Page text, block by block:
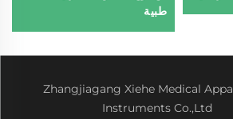
طبية
Zhangjiagang Xiehe Medical
Instruments Co.,Ltd